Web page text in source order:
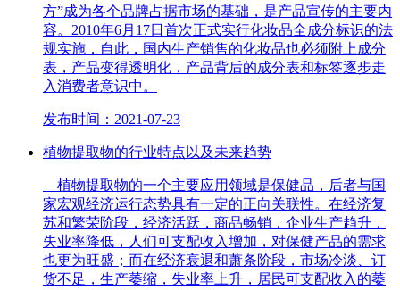
方”成为各个品牌占据市场的基础，是产品宣传的主要内
容。2010年6月17日首次正式实行化妆品全成分标识的法
规实施，自此，国内生产销售的化妆品也必须附上成分
表，产品变得透明化，产品背后的成分表和标签逐步走
入消费者意识中。
发布时间：2021-07-23
植物提取物的行业特点以及未来趋势
植物提取物的一个主要应用领域是保健品，后者与国
家宏观经济运行态势具有一定的正向关联性。在经济复
苏和繁荣阶段，经济活跃，商品畅销，企业生产趋升，
失业率降低，人们可支配收入增加，对保健产品的需求
也更为旺盛；而在经济衰退和萧条阶段，市场冷淡、订
货不足，生产萎缩，失业率上升，居民可支配收入的萎